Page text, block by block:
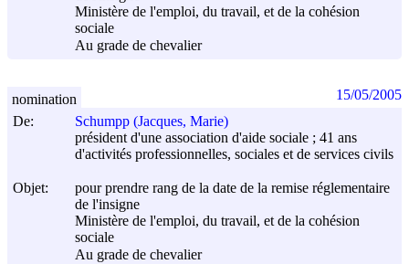
Ministère de l'emploi, du travail, et de la cohésion
sociale
Au grade de chevalier
De:
Schumpp (Jacques, Marie)
président d'une association d'aide sociale ; 41 ans
d'activités professionnelles, sociales et de services civils
Objet:
pour prendre rang de la date de la remise réglementaire
de l'insigne
Ministère de l'emploi, du travail, et de la cohésion
sociale
Au grade de chevalier
nomination 15/05/2005